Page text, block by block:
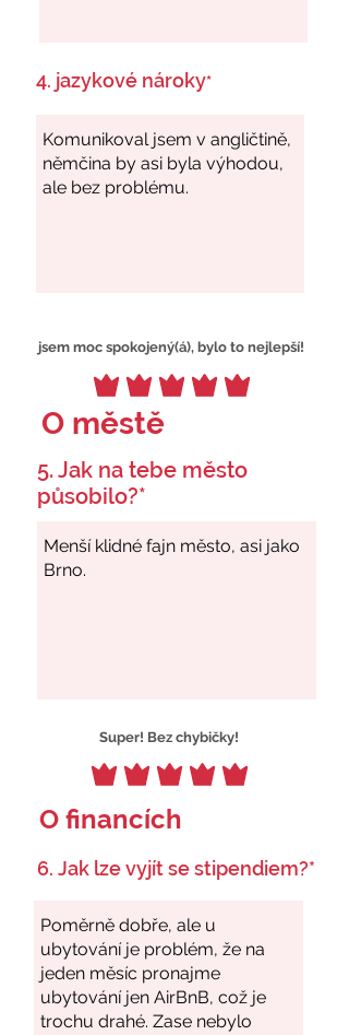
4. jazykové nároky*
jsem moc spokojený(á), bylo to nejlepší!
O městě
5. Jak na tebe město
působilo?*
Super! Bez chybičky!
O financích
6. Jak lze vyjít se stipendiem?*